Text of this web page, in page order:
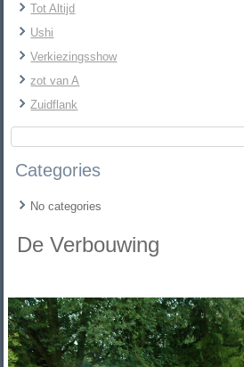
Tot Altijd
Ushi
Verkiezingsshow
zot van A
Zuidflank
Categories
No categories
De Verbouwing